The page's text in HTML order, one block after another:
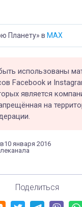
Планету» в MAX
использованы
Facebook и
является
на
10 января 2016
Поделиться